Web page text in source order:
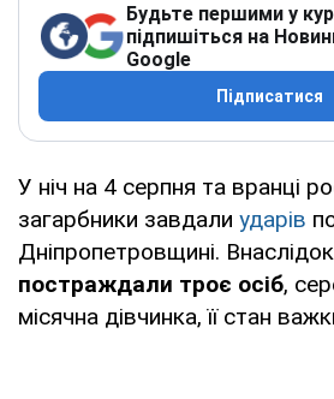
Будьте першими у
підпишіться на
Google
Підписатися
У ніч на 4 серпня та вранці
загарбники завдали ударів
Дніпропетровщині.
постраждали троє осіб,
місячна дівчинка, її стан